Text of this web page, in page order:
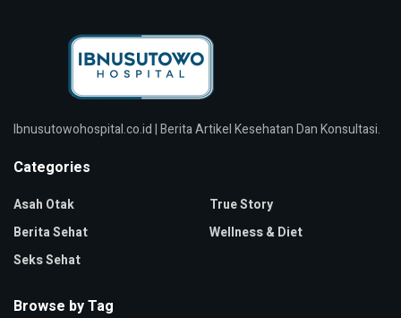
Ibnusutowohospital.co.id | Berita Artikel Kesehatan Dan Konsultasi.
Categories
Asah Otak
Berita Sehat
Seks Sehat
True Story
Wellness & Diet
Browse by Tag